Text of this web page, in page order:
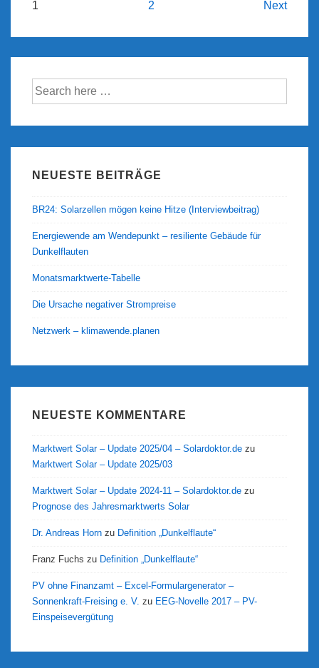
Beitragsnavigation
1 2 Next
Suche
nach:
NEUESTE BEITRÄGE
BR24: Solarzellen mögen keine Hitze (Interviewbeitrag)
Energiewende am Wendepunkt – resiliente Gebäude für
Dunkelflauten
Monatsmarktwerte-Tabelle
Die Ursache negativer Strompreise
Netzwerk – klimawende.planen
NEUESTE KOMMENTARE
Marktwert Solar – Update 2025/04 – Solardoktor.de zu
Marktwert Solar – Update 2025/03
Marktwert Solar – Update 2024-11 – Solardoktor.de zu
Prognose des Jahresmarktwerts Solar
Dr. Andreas Horn zu Definition „Dunkelflaute“
Franz Fuchs zu Definition „Dunkelflaute“
PV ohne Finanzamt – Excel-Formulargenerator –
Sonnenkraft-Freising e. V. zu EEG-Novelle 2017 – PV-
Einspeisevergütung